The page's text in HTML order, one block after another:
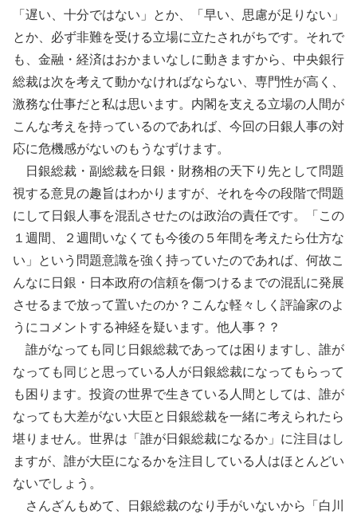
「遅い、十分ではない」とか、「早い、思慮が足りない」
とか、必ず非難を受ける立場に立たされがちです。それで
も、金融・経済はおかまいなしに動きますから、中央銀行
総裁は次を考えて動かなければならない、専門性が高く、
激務な仕事だと私は思います。内閣を支える立場の人間が
こんな考えを持っているのであれば、今回の日銀人事の対
応に危機感がないのもうなずけます。
日銀総裁・副総裁を日銀・財務相の天下り先として問題
視する意見の趣旨はわかりますが、それを今の段階で問題
にして日銀人事を混乱させたのは政治の責任です。「この
１週間、２週間いなくても今後の５年間を考えたら仕方な
い」という問題意識を強く持っていたのであれば、何故こ
んなに日銀・日本政府の信頼を傷つけるまでの混乱に発展
させるまで放って置いたのか？こんな軽々しく評論家のよ
うにコメントする神経を疑います。他人事？？
誰がなっても同じ日銀総裁であっては困りますし、誰が
なっても同じと思っている人が日銀総裁になってもらって
も困ります。投資の世界で生きている人間としては、誰が
なっても大差がない大臣と日銀総裁を一緒に考えられたら
堪りません。世界は「誰が日銀総裁になるか」に注目はし
ますが、誰が大臣になるかを注目している人はほとんどい
ないでしょう。
さんざんもめて、日銀総裁のなり手がいないから「白川